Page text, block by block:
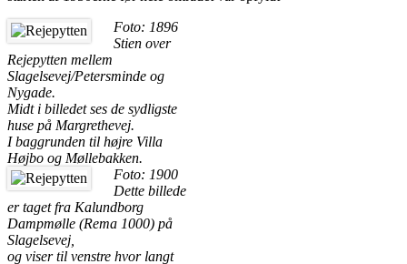
Foto: 1896
Stien over
Rejepytten mellem
Slagelsevej/Petersminde og
Nygade.
Midt i billedet ses de sydligste
huse på Margrethevej.
I baggrunden til højre Villa
Højbo og Møllebakken.
Foto: 1900
Dette billede
er taget fra Kalundborg
Dampmølle (Rema 1000) på
Slagelsevej,
og viser til venstre hvor langt